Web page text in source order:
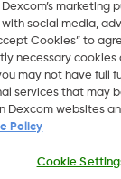
marketing
social media,
Cookies” to
necessary cookies
may not have full
services that may
Dexcom websites
Policy
Cookie